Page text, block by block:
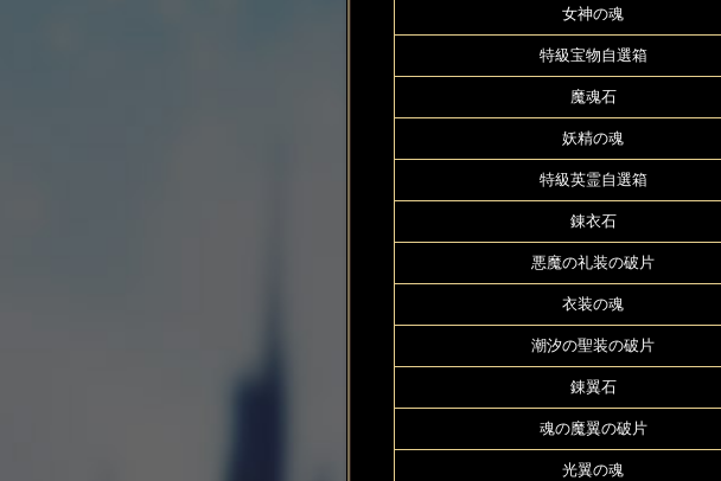
女神の魂
特級宝物自選箱
魔魂石
妖精の魂
特級英霊自選箱
錬衣石
悪魔の礼装の破片
衣装の魂
潮汐の聖装の破片
錬翼石
魂の魔翼の破片
光翼の魂